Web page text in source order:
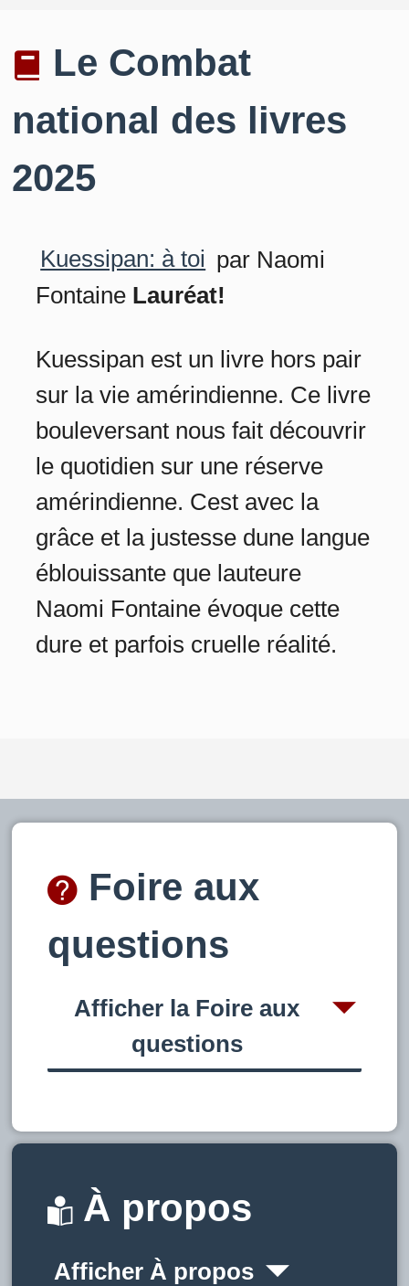
Le Combat
national des livres
2025
Kuessipan: à toi par Naomi
Fontaine Lauréat!
Kuessipan est un livre hors pair
sur la vie amérindienne. Ce livre
bouleversant nous fait découvrir
le quotidien sur une réserve
amérindienne. Cest avec la
grâce et la justesse dune langue
éblouissante que lauteure
Naomi Fontaine évoque cette
dure et parfois cruelle réalité.
Foire aux
questions
Afficher la Foire aux
questions
À propos
Afficher À propos